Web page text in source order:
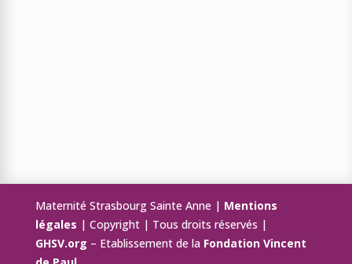
Maternité Strasbourg Sainte Anne | Mentions
légales | Copyright | Tous droits réservés |
GHSV.org – Etablissement de la Fondation Vincent